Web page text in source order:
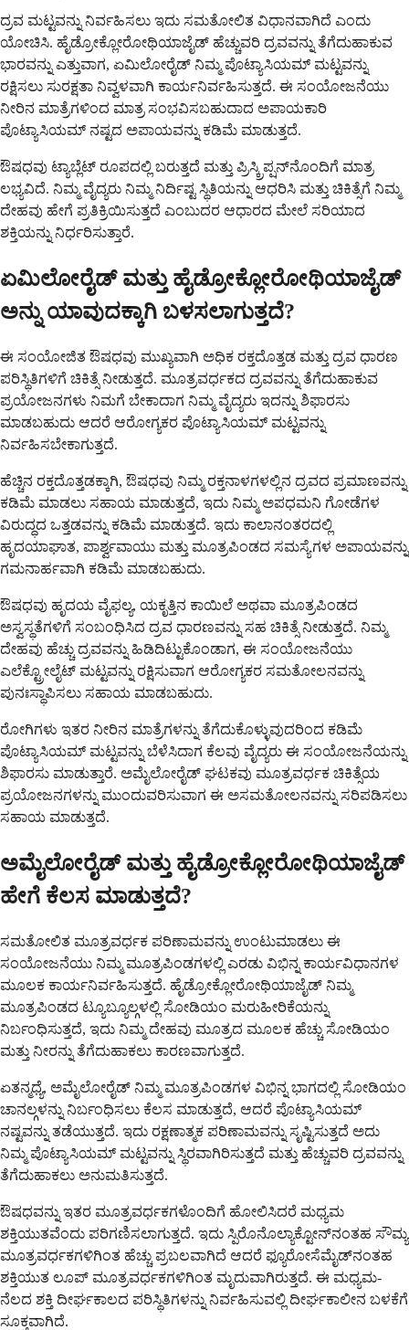
ದ್ರವ ಮಟ್ಟವನ್ನು ನಿರ್ವಹಿಸಲು ಇದು ಸಮತೋಲಿತ ವಿಧಾನವಾಗಿದೆ ಎಂದು
ಯೋಚಿಸಿ. ಹೈಡ್ರೋಕ್ಲೋರೋಥಿಯಾಜೈಡ್ ಹೆಚ್ಚುವರಿ ದ್ರವವನ್ನು ತೆಗೆದುಹಾಕುವ
ಭಾರವನ್ನು ಎತ್ತುವಾಗ, ಏಮಿಲೋರೈಡ್ ನಿಮ್ಮ ಪೊಟ್ಯಾಸಿಯಮ್ ಮಟ್ಟವನ್ನು
ರಕ್ಷಿಸಲು ಸುರಕ್ಷತಾ ನಿವ್ವಳವಾಗಿ ಕಾರ್ಯನಿರ್ವಹಿಸುತ್ತದೆ. ಈ ಸಂಯೋಜನೆಯು
ನೀರಿನ ಮಾತ್ರೆಗಳಿಂದ ಮಾತ್ರ ಸಂಭವಿಸಬಹುದಾದ ಅಪಾಯಕಾರಿ
ಪೊಟ್ಯಾಸಿಯಮ್ ನಷ್ಟದ ಅಪಾಯವನ್ನು ಕಡಿಮೆ ಮಾಡುತ್ತದೆ.
ಔಷಧವು ಟ್ಯಾಬ್ಲೆಟ್ ರೂಪದಲ್ಲಿ ಬರುತ್ತದೆ ಮತ್ತು ಪ್ರಿಸ್ಕ್ರಿಪ್ಷನ್‌ನೊಂದಿಗೆ ಮಾತ್ರ
ಲಭ್ಯವಿದೆ. ನಿಮ್ಮ ವೈದ್ಯರು ನಿಮ್ಮ ನಿರ್ದಿಷ್ಟ ಸ್ಥಿತಿಯನ್ನು ಆಧರಿಸಿ ಮತ್ತು ಚಿಕಿತ್ಸೆಗೆ ನಿಮ್ಮ
ದೇಹವು ಹೇಗೆ ಪ್ರತಿಕ್ರಿಯಿಸುತ್ತದೆ ಎಂಬುದರ ಆಧಾರದ ಮೇಲೆ ಸರಿಯಾದ
ಶಕ್ತಿಯನ್ನು ನಿರ್ಧರಿಸುತ್ತಾರೆ.
ಏಮಿಲೋರೈಡ್ ಮತ್ತು ಹೈಡ್ರೋಕ್ಲೋರೋಥಿಯಾಜೈಡ್
ಅನ್ನು ಯಾವುದಕ್ಕಾಗಿ ಬಳಸಲಾಗುತ್ತದೆ?
ಈ ಸಂಯೋಜಿತ ಔಷಧವು ಮುಖ್ಯವಾಗಿ ಅಧಿಕ ರಕ್ತದೊತ್ತಡ ಮತ್ತು ದ್ರವ ಧಾರಣ
ಪರಿಸ್ಥಿತಿಗಳಿಗೆ ಚಿಕಿತ್ಸೆ ನೀಡುತ್ತದೆ. ಮೂತ್ರವರ್ಧಕದ ದ್ರವವನ್ನು ತೆಗೆದುಹಾಕುವ
ಪ್ರಯೋಜನಗಳು ನಿಮಗೆ ಬೇಕಾದಾಗ ನಿಮ್ಮ ವೈದ್ಯರು ಇದನ್ನು ಶಿಫಾರಸು
ಮಾಡಬಹುದು ಆದರೆ ಆರೋಗ್ಯಕರ ಪೊಟ್ಯಾಸಿಯಮ್ ಮಟ್ಟವನ್ನು
ನಿರ್ವಹಿಸಬೇಕಾಗುತ್ತದೆ.
ಹೆಚ್ಚಿನ ರಕ್ತದೊತ್ತಡಕ್ಕಾಗಿ, ಔಷಧವು ನಿಮ್ಮ ರಕ್ತನಾಳಗಳಲ್ಲಿನ ದ್ರವದ ಪ್ರಮಾಣವನ್ನು
ಕಡಿಮೆ ಮಾಡಲು ಸಹಾಯ ಮಾಡುತ್ತದೆ, ಇದು ನಿಮ್ಮ ಅಪಧಮನಿ ಗೋಡೆಗಳ
ವಿರುದ್ಧದ ಒತ್ತಡವನ್ನು ಕಡಿಮೆ ಮಾಡುತ್ತದೆ. ಇದು ಕಾಲಾನಂತರದಲ್ಲಿ
ಹೃದಯಾಘಾತ, ಪಾರ್ಶ್ವವಾಯು ಮತ್ತು ಮೂತ್ರಪಿಂಡದ ಸಮಸ್ಯೆಗಳ ಅಪಾಯವನ್ನು
ಗಮನಾರ್ಹವಾಗಿ ಕಡಿಮೆ ಮಾಡಬಹುದು.
ಔಷಧವು ಹೃದಯ ವೈಫಲ್ಯ, ಯಕೃತ್ತಿನ ಕಾಯಿಲೆ ಅಥವಾ ಮೂತ್ರಪಿಂಡದ
ಅಸ್ವಸ್ಥತೆಗಳಿಗೆ ಸಂಬಂಧಿಸಿದ ದ್ರವ ಧಾರಣವನ್ನು ಸಹ ಚಿಕಿತ್ಸೆ ನೀಡುತ್ತದೆ. ನಿಮ್ಮ
ದೇಹವು ಹೆಚ್ಚು ದ್ರವವನ್ನು ಹಿಡಿದಿಟ್ಟುಕೊಂಡಾಗ, ಈ ಸಂಯೋಜನೆಯು
ಎಲೆಕ್ಟ್ರೋಲೈಟ್ ಮಟ್ಟವನ್ನು ರಕ್ಷಿಸುವಾಗ ಆರೋಗ್ಯಕರ ಸಮತೋಲನವನ್ನು
ಪುನಃಸ್ಥಾಪಿಸಲು ಸಹಾಯ ಮಾಡಬಹುದು.
ರೋಗಿಗಳು ಇತರ ನೀರಿನ ಮಾತ್ರೆಗಳನ್ನು ತೆಗೆದುಕೊಳ್ಳುವುದರಿಂದ ಕಡಿಮೆ
ಪೊಟ್ಯಾಸಿಯಮ್ ಮಟ್ಟವನ್ನು ಬೆಳೆಸಿದಾಗ ಕೆಲವು ವೈದ್ಯರು ಈ ಸಂಯೋಜನೆಯನ್ನು
ಶಿಫಾರಸು ಮಾಡುತ್ತಾರೆ. ಅಮೈಲೋರೈಡ್ ಘಟಕವು ಮೂತ್ರವರ್ಧಕ ಚಿಕಿತ್ಸೆಯ
ಪ್ರಯೋಜನಗಳನ್ನು ಮುಂದುವರಿಸುವಾಗ ಈ ಅಸಮತೋಲನವನ್ನು ಸರಿಪಡಿಸಲು
ಸಹಾಯ ಮಾಡುತ್ತದೆ.
ಅಮೈಲೋರೈಡ್ ಮತ್ತು ಹೈಡ್ರೋಕ್ಲೋರೋಥಿಯಾಜೈಡ್
ಹೇಗೆ ಕೆಲಸ ಮಾಡುತ್ತದೆ?
ಸಮತೋಲಿತ ಮೂತ್ರವರ್ಧಕ ಪರಿಣಾಮವನ್ನು ಉಂಟುಮಾಡಲು ಈ
ಸಂಯೋಜನೆಯು ನಿಮ್ಮ ಮೂತ್ರಪಿಂಡಗಳಲ್ಲಿ ಎರಡು ವಿಭಿನ್ನ ಕಾರ್ಯವಿಧಾನಗಳ
ಮೂಲಕ ಕಾರ್ಯನಿರ್ವಹಿಸುತ್ತದೆ. ಹೈಡ್ರೋಕ್ಲೋರೋಥಿಯಾಜೈಡ್ ನಿಮ್ಮ
ಮೂತ್ರಪಿಂಡದ ಟ್ಯೂಬ್ಯೂಲ್ಗಳಲ್ಲಿ ಸೋಡಿಯಂ ಮರುಹೀರಿಕೆಯನ್ನು
ನಿರ್ಬಂಧಿಸುತ್ತದೆ, ಇದು ನಿಮ್ಮ ದೇಹವು ಮೂತ್ರದ ಮೂಲಕ ಹೆಚ್ಚು ಸೋಡಿಯಂ
ಮತ್ತು ನೀರನ್ನು ತೆಗೆದುಹಾಕಲು ಕಾರಣವಾಗುತ್ತದೆ.
ಏತನ್ಮಧ್ಯೆ, ಅಮೈಲೋರೈಡ್ ನಿಮ್ಮ ಮೂತ್ರಪಿಂಡಗಳ ವಿಭಿನ್ನ ಭಾಗದಲ್ಲಿ ಸೋಡಿಯಂ
ಚಾನಲ್ಗಳನ್ನು ನಿರ್ಬಂಧಿಸಲು ಕೆಲಸ ಮಾಡುತ್ತದೆ, ಆದರೆ ಪೊಟ್ಯಾಸಿಯಮ್
ನಷ್ಟವನ್ನು ತಡೆಯುತ್ತದೆ. ಇದು ರಕ್ಷಣಾತ್ಮಕ ಪರಿಣಾಮವನ್ನು ಸೃಷ್ಟಿಸುತ್ತದೆ ಅದು
ನಿಮ್ಮ ಪೊಟ್ಯಾಸಿಯಮ್ ಮಟ್ಟವನ್ನು ಸ್ಥಿರವಾಗಿರಿಸುತ್ತದೆ ಮತ್ತು ಹೆಚ್ಚುವರಿ ದ್ರವವನ್ನು
ತೆಗೆದುಹಾಕಲು ಅನುಮತಿಸುತ್ತದೆ.
ಔಷಧವನ್ನು ಇತರ ಮೂತ್ರವರ್ಧಕಗಳೊಂದಿಗೆ ಹೋಲಿಸಿದರೆ ಮಧ್ಯಮ
ಶಕ್ತಿಯುತವೆಂದು ಪರಿಗಣಿಸಲಾಗುತ್ತದೆ. ಇದು ಸ್ಪಿರೊನೊಲ್ಯಾಕ್ಟೋನ್‌ನಂತಹ ಸೌಮ್ಯ
ಮೂತ್ರವರ್ಧಕಗಳಿಗಿಂತ ಹೆಚ್ಚು ಪ್ರಬಲವಾಗಿದೆ ಆದರೆ ಫ್ಯೂರೋಸೆಮೈಡ್‌ನಂತಹ
ಶಕ್ತಿಯುತ ಲೂಪ್ ಮೂತ್ರವರ್ಧಕಗಳಿಗಿಂತ ಮೃದುವಾಗಿರುತ್ತದೆ. ಈ ಮಧ್ಯಮ-
ನೆಲದ ಶಕ್ತಿ ದೀರ್ಘಕಾಲದ ಪರಿಸ್ಥಿತಿಗಳನ್ನು ನಿರ್ವಹಿಸುವಲ್ಲಿ ದೀರ್ಘಕಾಲೀನ ಬಳಕೆಗೆ
ಸೂಕ್ತವಾಗಿದೆ.